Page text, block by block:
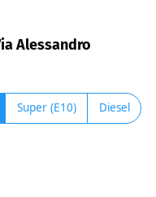
Alessandro
Super (E10) Diesel